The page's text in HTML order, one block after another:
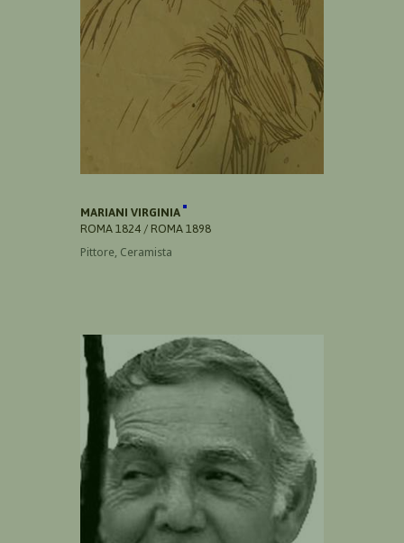
MARIANI VIRGINIA
ROMA 1824 / ROMA 1898
Pittore, Ceramista